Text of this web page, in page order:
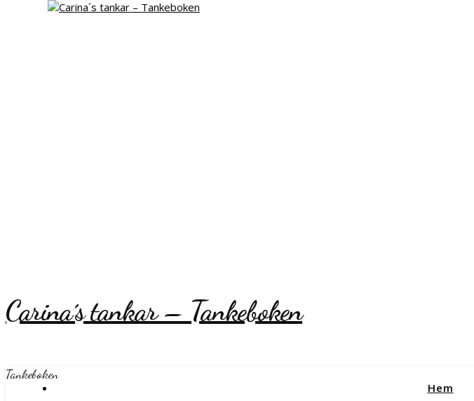
Carina´s tankar – Tankeboken
Tankeboken
Hem